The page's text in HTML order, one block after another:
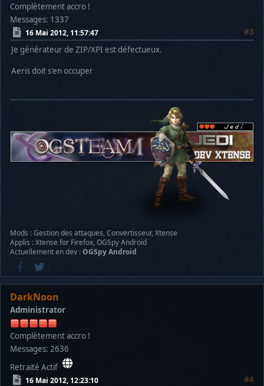
Complètement accro !
Messages: 1337
16 Mai 2012, 11:57:47
#3
Je générateur de ZIP/XPI est défectueux.
Aeris doit s'en occuper
Mods : Gestion des attaques, Convertisseur, Xtense
Applis : Xtense for Firefox, OGSpy Android
Actuellement en dev :OGSpy Android
DarkNoon
Administrator
Complètement accro !
Messages: 2636
Retraité Actif
16 Mai 2012, 12:23:10
#4